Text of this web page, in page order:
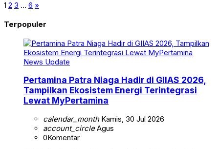
1 2 3 … 6 »
Terpopuler
News Update
Pertamina Patra Niaga Hadir di GIIAS 2026,
Tampilkan Ekosistem Energi Terintegrasi
Lewat MyPertamina
calendar_monthKamis, 30 Jul 2026
account_circleAgus
0Komentar